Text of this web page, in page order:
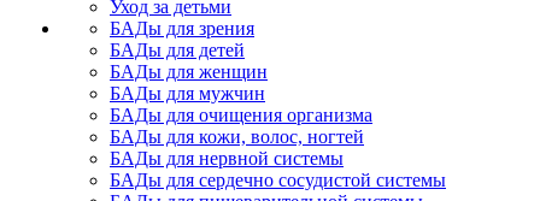
Уход за детьми
БАДы для зрения
БАДы для детей
БАДы для женщин
БАДы для мужчин
БАДы для очищения организма
БАДы для кожи, волос, ногтей
БАДы для нервной системы
БАДы для сердечно сосудистой системы